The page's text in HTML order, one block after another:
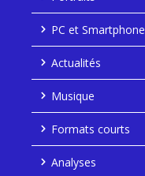
PC et Smartphone
Actualités
Musique
Formats courts
Analyses